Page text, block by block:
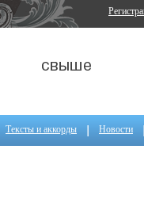
Тексты и аккорды Новости